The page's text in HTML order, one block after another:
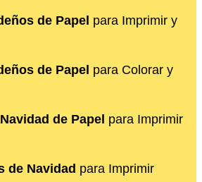
de Papel para Imprimir y
de Papel para Colorar y
de Papel para Imprimir
de Navidad para Imprimir